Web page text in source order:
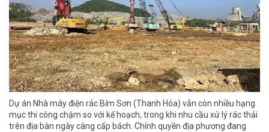
Dự án Nhà máy điện rác Bỉm Sơn (Thanh Hóa) vẫn còn nhiều hạng
mục thi công chậm so với kế hoạch, trong khi nhu cầu xử lý rác thải
trên địa bàn ngày càng cấp bách. Chính quyền địa phương đang